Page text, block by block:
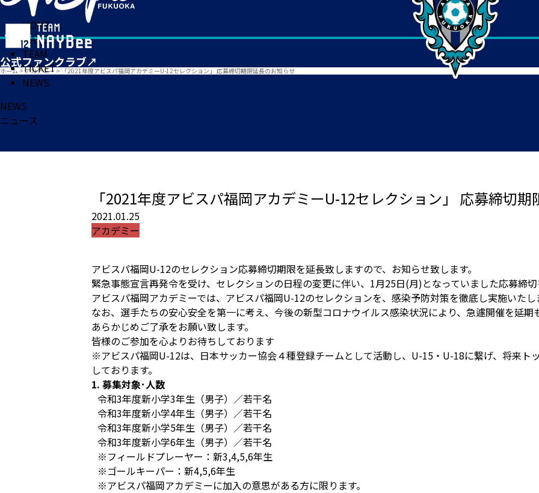
HOME
MATCH
TEAM
TICKET
NEWS
ホーム > アカデミー > 「2021年度アビスパ福岡アカデミーU-12セレクション」 応募締切期限延長のお知らせ
NEWS
ニュース
「2021年度アビスパ福岡アカデミーU-12セレクション」 応募締切
2021.01.25
アカデミー
アビスパ福岡U-12のセレクション応募締切期限を延長致しますので、お知らせ致します。
緊急事態宣言再発令を受け、セレクションの日程の変更に伴い、1月25日(月)となっていました応募締
アビスパ福岡アカデミーでは、アビスパ福岡U-12のセレクションを、感染予防対策を徹底し実施いたし
なお、選手たちの安心安全を第一に考え、今後の新型コロナウイルス感染状況により、急遽開催を延期
あらかじめご了承をお願い致します。
皆様のご参加を心よりお待ちしております
※アビスパ福岡U-12は、日本サッカー協会４種登録チームとして活動し、U-15・U-18に繋げ、将来ト
しております。
1. 募集対象･人数
令和3年度新小学3年生（男子）／若干名
令和3年度新小学4年生（男子）／若干名
令和3年度新小学5年生（男子）／若干名
令和3年度新小学6年生（男子）／若干名
※フィールドプレーヤー：新3,4,5,6年生
※ゴールキーパー：新4,5,6年生
※アビスパ福岡アカデミーに加入の意思がある方に限ります。